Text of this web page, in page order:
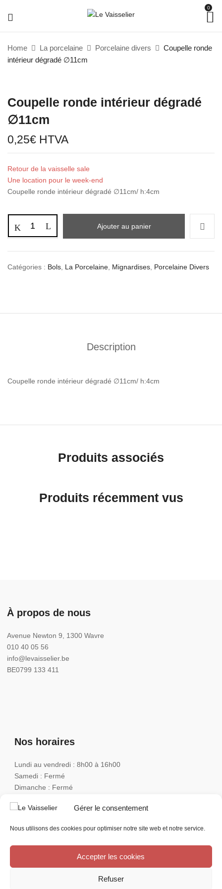
Gérer le consentement
Nous utilisons des cookies pour optimiser notre site web et notre service.
Accepter les cookies
Refuser
0
Home La porcelaine Porcelaine divers
Coupelle ronde
intérieur dégradé ∅11cm
Coupelle ronde intérieur dégradé
∅11cm
0,25€ HTVA
Retour de la vaisselle sale
Une location pour le week-end
Coupelle ronde intérieur dégradé ∅11cm/ h:4cm
Ajouter au panier
Catégories : Bols La Porcelaine Mignardises Porcelaine Divers
Description
Coupelle ronde intérieur dégradé ∅11cm/ h:4cm
Produits associés
Produits récemment vus
À propos de nous
Avenue Newton 9, 1300 Wavre
010 40 05 56
info@levaisselier.be
BE0799 133 411
Nos horaires
Lundi au vendredi : 8h00 à 16h00
Samedi : Fermé
Dimanche : Fermé
JUNIMA & CO SRL 2026
Conditions générales de ventes